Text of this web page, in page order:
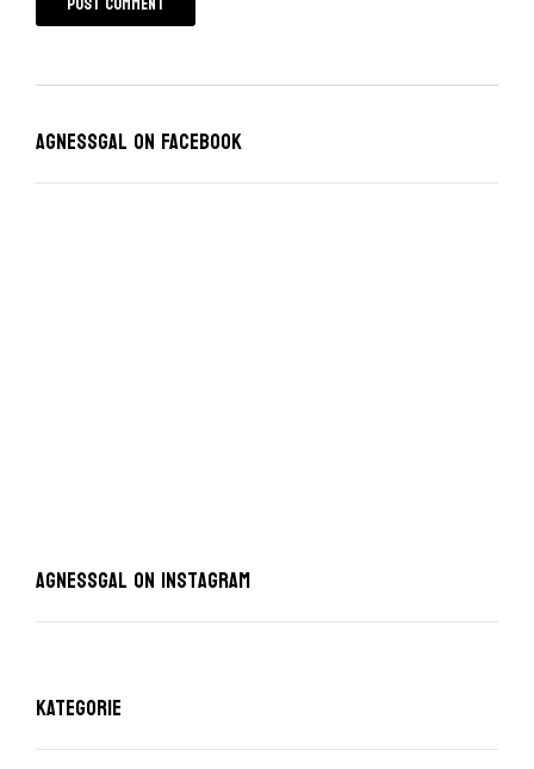
Agnessgal on Facebook
AgnessGal on Instagram
KATEGORIE